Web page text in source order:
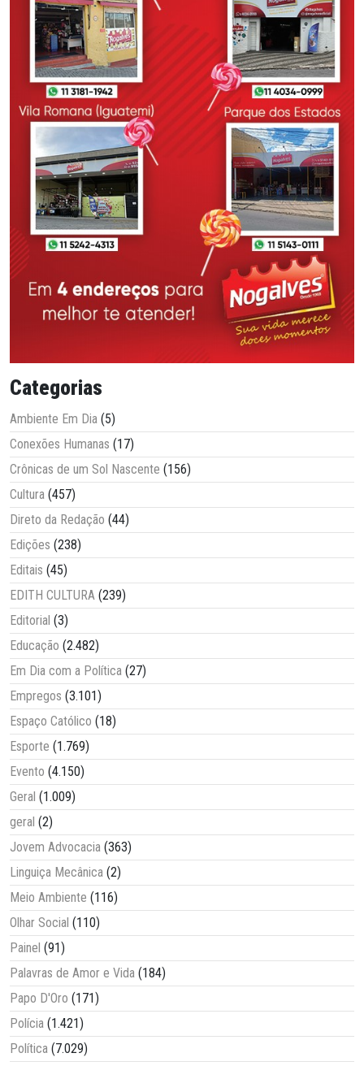
Categorias
Ambiente Em Dia (5)
Conexões Humanas (17)
Crônicas de um Sol Nascente (156)
Cultura (457)
Direto da Redação (44)
Edições (238)
Editais (45)
EDITH CULTURA (239)
Editorial (3)
Educação (2.482)
Em Dia com a Política (27)
Empregos (3.101)
Espaço Católico (18)
Esporte (1.769)
Evento (4.150)
Geral (1.009)
geral (2)
Jovem Advocacia (363)
Linguiça Mecânica (2)
Meio Ambiente (116)
Olhar Social (110)
Painel (91)
Palavras de Amor e Vida (184)
Papo D'Oro (171)
Polícia (1.421)
Política (7.029)